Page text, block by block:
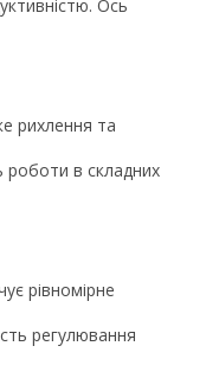
Ось
рихлення та
роботи в складних
рівномірне
регулювання